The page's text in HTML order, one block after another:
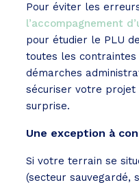
Pour éviter les
l’accompagnement
pour étudier le PLU
toutes les
démarches
sécuriser votre projet
surprise.
Une exception à
Si votre terrain se
(secteur sauvegardé,